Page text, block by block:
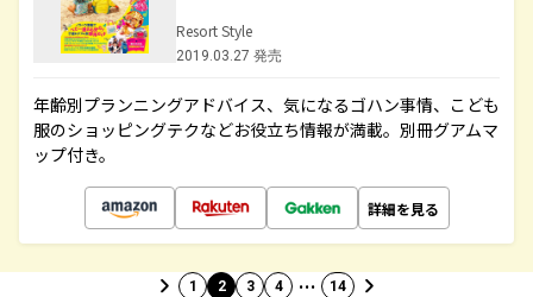
Resort Style
2019.03.27 発売
年齢別プランニングアドバイス、気になるゴハン事情、こども
服のショッピングテクなどお役立ち情報が満載。別冊グアムマ
ップ付き。
詳細を見る
1 2 3 4 … 14